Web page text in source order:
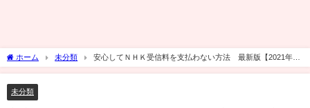
ホーム 未分類
安心してＮＨＫ受信料を支払わない方法 最新版【2021年12
月4日】
未分類